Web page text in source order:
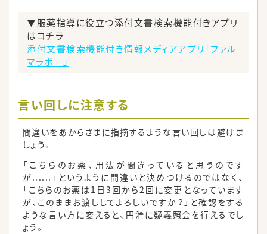
▼服薬指導に役立つ添付文書検索機能付きアプリ
はコチラ
添付文書検索機能付き情報メディアアプリ「ファル
マラボ＋」
言い回しに注意する
間違いをあからさまに指摘するような言い回しは避けま
しょう。
「こちらのお薬、用法が間違っていると思うのです
が......」というように間違いと決めつけるのではなく、
「こちらのお薬は1日3回から2回に変更となっています
が、このままお渡ししてよろしいですか？」と確認をする
ような言い方に変えると、円滑に疑義照会を行えるでし
ょう。